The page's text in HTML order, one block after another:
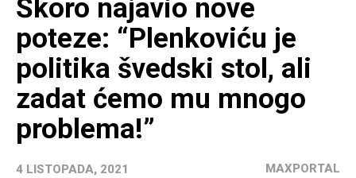
Škoro najavio nove
poteze: “Plenkoviću je
politika švedski stol, ali
zadat ćemo mu mnogo
problema!”
4 LISTOPADA, 2021 MAXPORTAL